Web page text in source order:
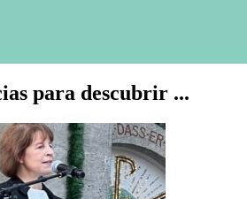
para descubrir ...